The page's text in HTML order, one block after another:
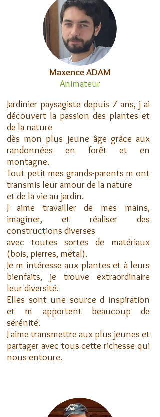
Maxence ADAM
Animateur
Jardinier paysagiste depuis 7 ans, j ai
découvert la passion des plantes et
de la nature
dès mon plus jeune âge grâce aux
randonnées en forêt et en
montagne.
Tout petit mes grands-parents m ont
transmis leur amour de la nature
et de la vie au jardin.
J aime travailler de mes mains,
imaginer, et réaliser des
constructions diverses
avec toutes sortes de matériaux
(bois, pierres, métal).
Je m intéresse aux plantes et à leurs
bienfaits, je trouve extraordinaire
leur diversité.
Elles sont une source d inspiration
et m apportent beaucoup de
sérénité.
J aime transmettre aux plus jeunes et
partager avec tous cette richesse qui
nous entoure.